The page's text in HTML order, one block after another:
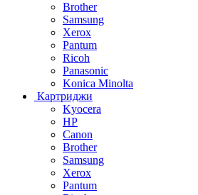
Brother
Samsung
Xerox
Pantum
Ricoh
Panasonic
Konica Minolta
Картриджи
Kyocera
HP
Canon
Brother
Samsung
Xerox
Pantum